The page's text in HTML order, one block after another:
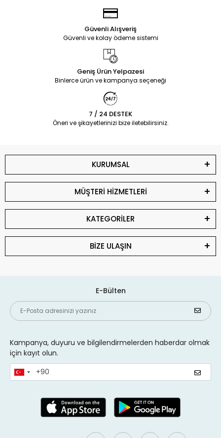
Güvenli Alışveriş
Güvenli ve kolay ödeme sistemi
Geniş Ürün Yelpazesi
Binlerce ürün ve kampanya seçeneği
7 / 24 DESTEK
Öneri ve şikayetlerinizi bize iletebilirsiniz.
KURUMSAL
MÜŞTERİ HİZMETLERİ
KATEGORİLER
BİZE ULAŞIN
E-Bülten
Kampanya, duyuru ve bilgilendirmelerden haberdar olmak
için kayıt olun.